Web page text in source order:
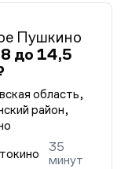
8-10)
8-10)
8-10)
8-10)
8-10)
8-10)
8-10)
8-10)
8-10)
8-10)
8-10)
8-10)
Пушкино
до 14,5
область,
район,
35
минут